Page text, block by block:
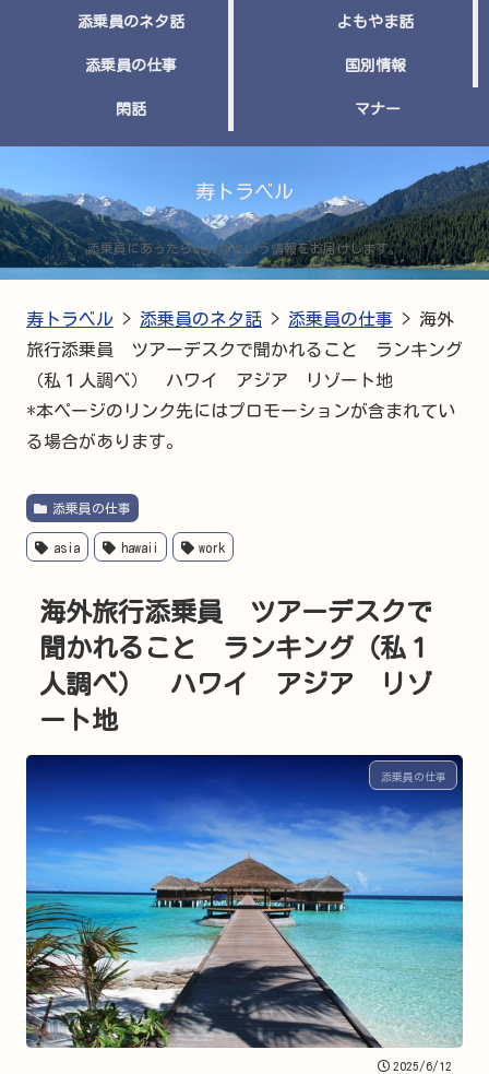
寿トラベル
添乗員にあったらいいなという情報をお届けします。
添乗員のネタ話 よもやま話
添乗員の仕事 国別情報
閑話 マナー
寿トラベル > 添乗員のネタ話 > 添乗員の仕事 > 海外
旅行添乗員 ツアーデスクで聞かれること ランキング
（私１人調べ） ハワイ アジア リゾート地
*本ページのリンク先にはプロモーションが含まれてい
る場合があります。
添乗員の仕事
asia hawaii work
海外旅行添乗員 ツアーデスクで
聞かれること ランキング（私１
人調べ） ハワイ アジア リゾ
ート地
添乗員の仕事
2025/6/12